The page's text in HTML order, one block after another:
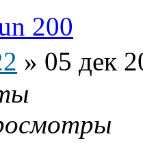
200
» 05 дек